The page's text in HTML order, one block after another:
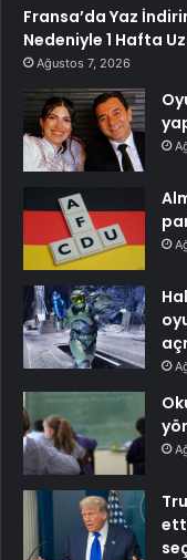
Fransa’da Yaz
Nedeniyle 1 Hafta
Ağustos 7, 2026